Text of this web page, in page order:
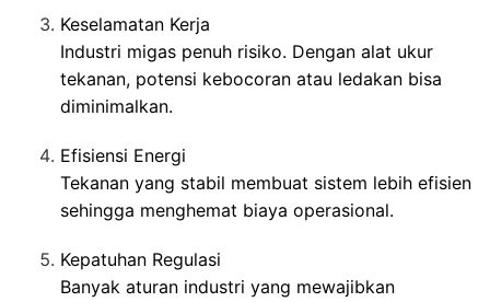
Keselamatan Kerja
Industri migas penuh risiko. Dengan alat ukur
tekanan, potensi kebocoran atau ledakan bisa
diminimalkan.
Efisiensi Energi
Tekanan yang stabil membuat sistem lebih efisien
sehingga menghemat biaya operasional.
Kepatuhan Regulasi
Banyak aturan industri yang mewajibkan